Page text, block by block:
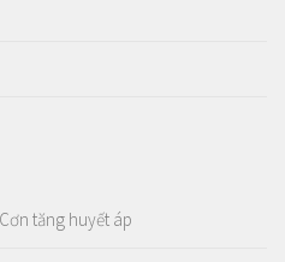
tăng huyết áp